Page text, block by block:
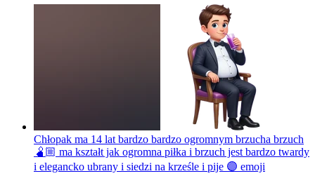
Chłopak ma 14 lat bardzo bardzo ogromnym brzucha brzuch
🫄🏼 ma kształt jak ogromna piłka i brzuch jest bardzo twardy
i elegancko ubrany i siedzi na krześle i pije 🟣 emoji